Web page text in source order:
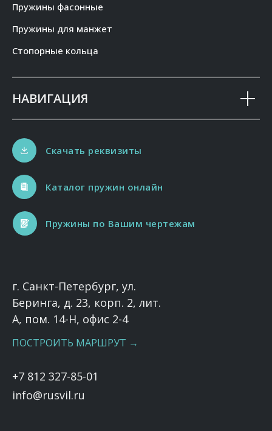
Пружины фасонные
Пружины для манжет
Стопорные кольца
НАВИГАЦИЯ
Каталог пружин онлайн
Пружины по Вашим чертежам
Скачать реквизиты
г. Санкт-Петербург, ул.
Беринга, д. 23, корп. 2, лит.
А, пом. 14-Н, офис 2-4
ПОСТРОИТЬ МАРШРУТ →
+7 812 327-85-01
info@rusvil.ru